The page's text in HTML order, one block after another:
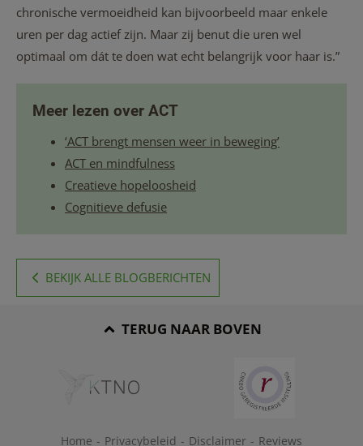
chronische vermoeidheid kan bijvoorbeeld maar enkele
uren per dag actief zijn. Maar zij benut die uren wel
optimaal om dát te doen wat echt belangrijk voor haar is.”
Meer lezen over ACT
‘ACT brengt mensen weer in beweging’
ACT en mindfulness
Creatieve hopeloosheid
Cognitieve defusie
BEKIJK ALLE BLOGBERICHTEN
TERUG NAAR BOVEN
Home - Privacybeleid - Disclaimer - Reviews